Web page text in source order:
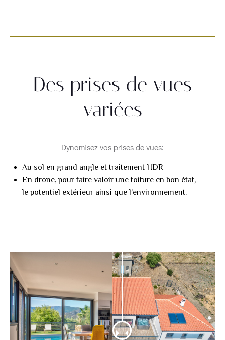
Des prises de vues
variées
Dynamisez vos prises de vues:
Au sol en grand angle et traitement HDR
En drone, pour faire valoir une toiture en bon état,
le potentiel extérieur ainsi que l’environnement.